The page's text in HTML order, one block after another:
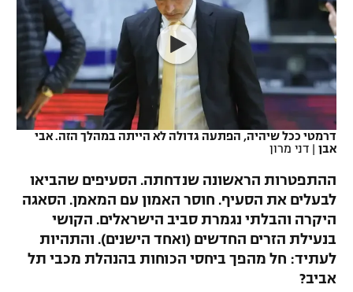
VOD
רץ ברשת
תוצאות
לוח שידורים
ברחבה
נבחרת ישראל
מכבי חיפה
בית"ר ירושלים
מכבי תל אביב
הפועל חיפה
הפועל באר שבע
מכבי נתניה
ליגה ספרדית
ליגה איטלקית
ליגה צרפתית
ליגה הולנדית
ליגה טורקית
ליגה סינית
ליגה ברזילאית
כדורסל נשים
מכבי תל אביב
הפועל חולון
הפועל ירושלים
יורוליג
יורוקאפ
טניס
כדוריד
כדורעף
שחייה
ג'ודו
אגרוף
ספורט אולימפי
דרמטי ככל שיהיה, הפתעה גדולה לא הייתה במהלך הזה. אבי
אבן | דני מרון
ההתפטרות הראשונה שנדחתה. הסעיפים שהביאו
לבעלים את הסעיף. חוסר האמון עם המאמן. הסאגה
היקרה והבלתי נגמרת סביב הישראלים. הקושי
בנעילת הזרים החדשים (ואחד הישנים). והתהיות
לעתיד: חל מהפך ביחסי הכוחות בהנהלת מכבי תל
אביב?